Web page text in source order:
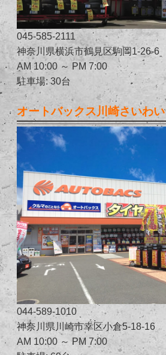
045-585-2111
神奈川県横浜市鶴見区駒岡1-26-6
AM 10:00 ～ PM 7:00
駐車場: 30台
オートバックス川崎さいわい
044-589-1010
神奈川県川崎市幸区小倉5-18-16
AM 10:00 ～ PM 7:00